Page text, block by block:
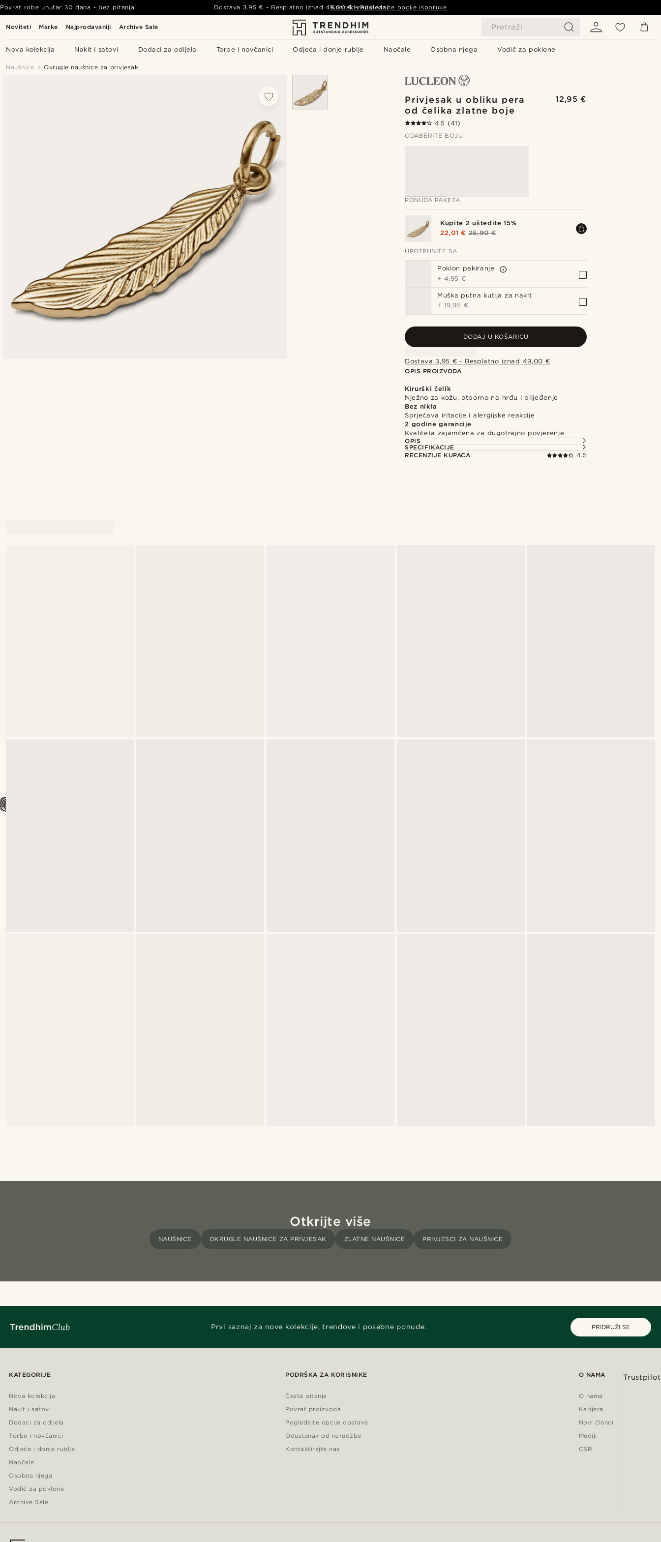
Noviteti Marke Najprodavaniji Archive Sale Pretraži
Nova kolekcija Nakit i satovi Dodaci za odijela Torbe i novčanici Odjeća i donje rublje Naočale Osobna njega Vodič za poklone
Povrat robe unutar 30 dana - bez pitanja! Dostava 3,95 € - Besplatno iznad49,00 € - Pogledajte opcije isporuke
Kontaktirajte nas
Naušnice Okrugle naušnice za privjesak
Privjesak u obliku pera
od čelika zlatne boje
12,95 €
4.5 (41)
ODABERITE BOJU
PONUDA PAKETA
Kupite 2 uštedite 15%
22,01 € 25,90 €
UPOTPUNITE SA
Poklon pakiranje
+ 4,95 €
Muška putna kutija za nakit
+ 19,95 €
DODAJ U KOŠARICU
Dostava 3,95 € - Besplatno iznad 49,00 €
OPIS PROIZVODA
Kirurški čelik
Nježno za kožu, otporno na hrđu i blijeđenje
Bez nikla
Sprječava iritacije i alergijske reakcije
2 godine garancije
Kvaliteta zajamčena za dugotrajno povjerenje
OPIS
SPECIFIKACIJE
RECENZIJE KUPACA
4.5
Otkrijte više
NAUŠNICE OKRUGLE NAUŠNICE ZA PRIVJESAK ZLATNE NAUŠNICE PRIVJESCI ZA NAUŠNICE
Prvi saznaj za nove kolekcije, trendove i posebne ponude. PRIDRUŽI SE
KATEGORIJE
Nova kolekcija
Nakit i satovi
Dodaci za odijela
Torbe i novčanici
Odjeća i donje rublje
Naočale
Osobna njega
Vodič za poklone
Archive Sale
PODRŠKA ZA KORISNIKE
Česta pitanja
Povrat proizvoda
Pogledajte opcije dostave
Odustanak od narudžbe
Kontaktirajte nas
O NAMA
O nama
Karijera
Novi članci
Mediji
CSR
Trustpilot